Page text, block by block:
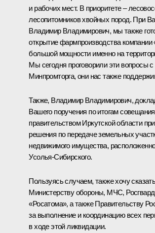
и рабочих мест. В приоритете –
лесопитомников хвойных пород. При
Владимир Владимирович, мы также
открытие фармпроизводства компании
большой мощности именно на
Мы сегодня проговорили эти вопросы
Минпромторга, они нас также
Также, Владимир Владимирович,
Вашего поручения по итогам
правительством Иркутской области
решения по передаче земельных
недвижимого имущества,
Усолья-Сибирского.
Пользуясь случаем, также хочу
Министерству обороны, МЧС,
«Росатома», а также Правительству
за выполнение и координацию всех
в ходе этой ликвидации.